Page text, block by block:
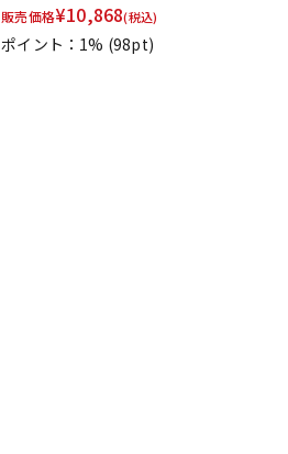
販売価格¥10,868(税込)
ポイント：1% (98pt)